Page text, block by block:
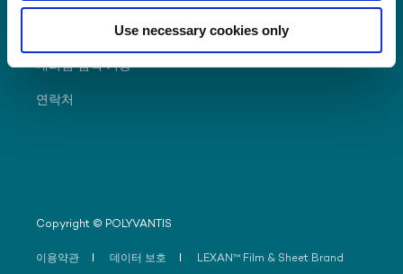
Use necessary cookies only
대리점 검색 기능
연락처
Copyright © POLYVANTIS
이용약관 데이터 보호 LEXAN™ Film & Sheet Brand